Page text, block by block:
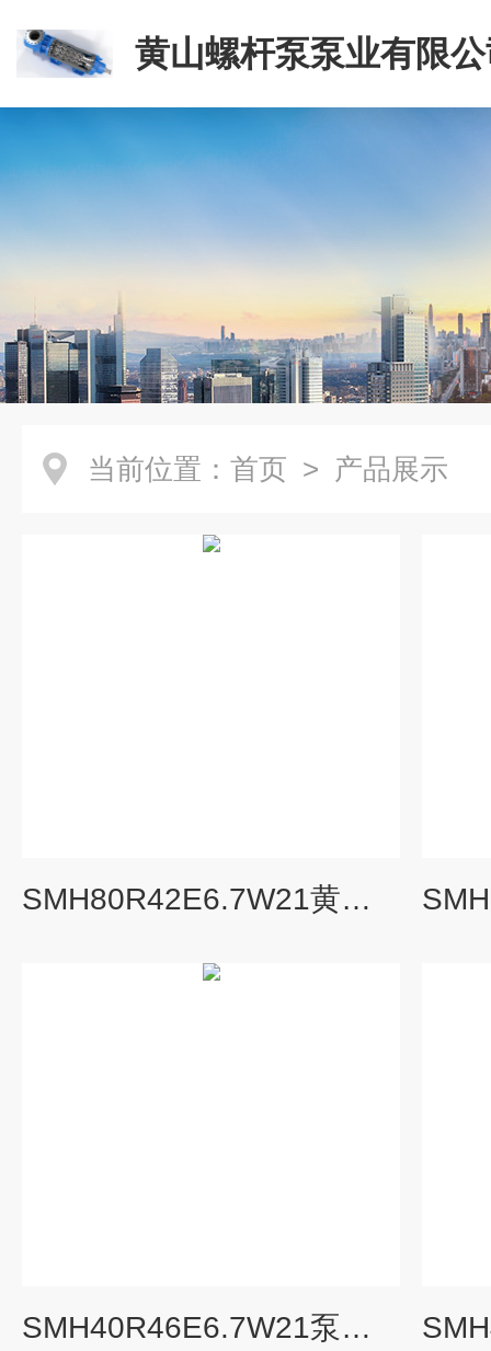
黄山螺杆泵泵业有限
当前位置： 首页 > 产品展示
SMH80R42E6.7W21黄山螺杆泵三螺杆泵
SMH40R46E6.7W21泵燃油输送泵